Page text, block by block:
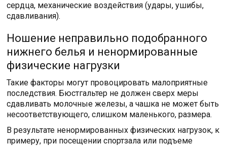
сердца, механические воздействия (удары, ушибы,
сдавливания).
Ношение неправильно подобранного
нижнего белья и ненормированные
физические нагрузки
Такие факторы могут провоцировать малоприятные
последствия. Бюстгальтер не должен сверх меры
сдавливать молочные железы, а чашка не может быть
несоответствующего, слишком маленького, размера.
В результате ненормированных физических нагрузок, к
примеру, при посещении спортзала или подъеме